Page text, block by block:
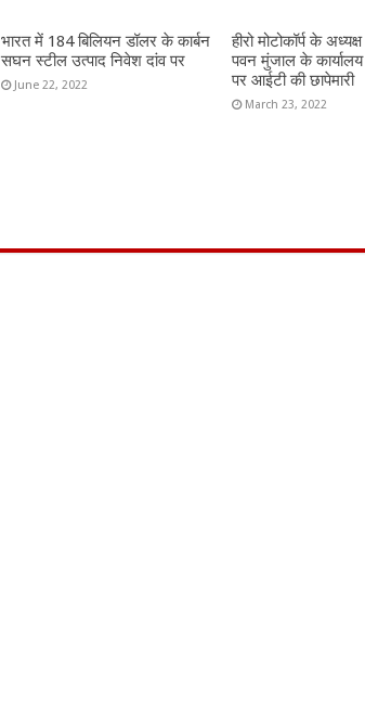
भारत में 184 बिलियन डॉलर के कार्बन
सघन स्टील उत्पाद निवेश दांव पर
June 22, 2022
हीरो मोटोकॉर्प के
पवन मुंजाल के
पर आईटी की छापेमारी
March 23, 2022